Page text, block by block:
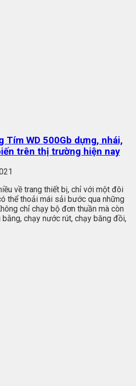
Tím WD 500Gb dựng, nhái,
trên thị trường hiện nay
về trang thiết bị, chỉ với một đôi
thể thoải mái sải bước qua những
chỉ chạy bộ đơn thuần mà còn
chạy nước rút, chạy băng đồi,